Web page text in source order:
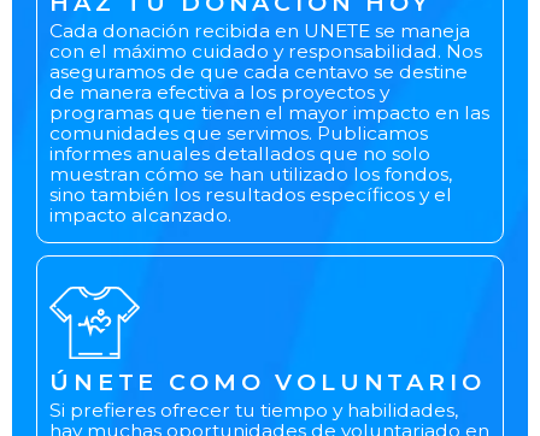
Cada donación recibida en UNETE se maneja
con el máximo cuidado y responsabilidad. Nos
aseguramos de que cada centavo se destine
de manera efectiva a los proyectos y
programas que tienen el mayor impacto en las
comunidades que servimos. Publicamos
informes anuales detallados que no solo
muestran cómo se han utilizado los fondos,
sino también los resultados específicos y el
impacto alcanzado.
ÚNETE COMO VOLUNTARIO
Si prefieres ofrecer tu tiempo y habilidades,
hay muchas oportunidades de voluntariado en